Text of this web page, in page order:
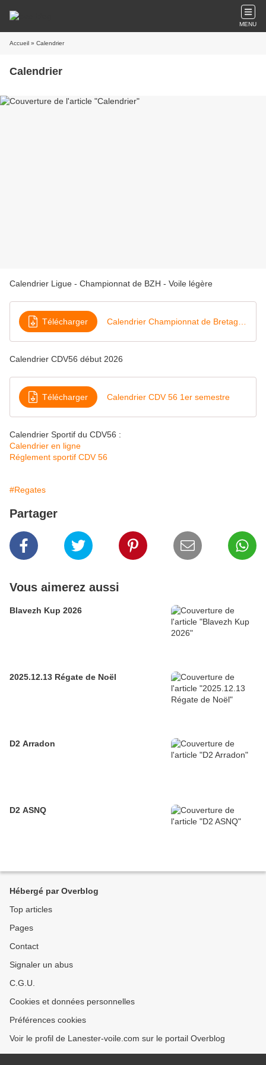
MENU
Accueil » Calendrier
Calendrier
Calendrier Ligue - Championnat de BZH - Voile légère
Télécharger
Calendrier CDV56 début 2026
Télécharger Calendrier CDV 56 1er semestre
Calendrier Sportif du CDV56 :
Calendrier en ligne
Réglement sportif CDV 56
#Regates
Partager
Vous aimerez aussi
Blavezh Kup 2026
2025.12.13 Régate de Noël
D2 Arradon
D2 ASNQ
Hébergé par Overblog
Top articles
Pages
Contact
Signaler un abus
C.G.U.
Cookies et données personnelles
Préférences cookies
Voir le profil de Lanester-voile.com sur le portail Overblog